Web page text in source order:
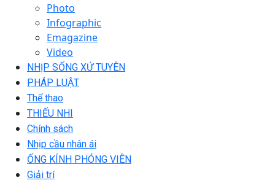
Photo
Infographic
Emagazine
Video
NHỊP SỐNG XỨ TUYÊN
PHÁP LUẬT
Thể thao
THIẾU NHI
Chính sách
Nhịp cầu nhân ái
ỐNG KÍNH PHÓNG VIÊN
Giải trí